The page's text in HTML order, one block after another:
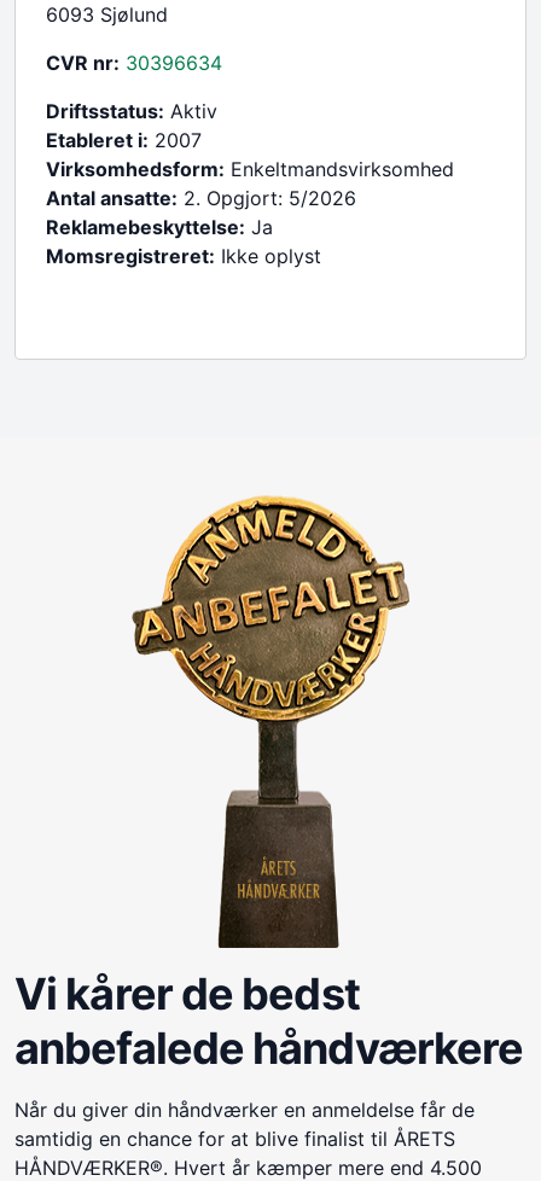
6093 Sjølund
CVR nr: 30396634
Driftsstatus: Aktiv
Etableret i: 2007
Virksomhedsform: Enkeltmandsvirksomhed
Antal ansatte: 2. Opgjort: 5/2026
Reklamebeskyttelse: Ja
Momsregistreret: Ikke oplyst
Vi kårer de bedst
anbefalede håndværkere
Når du giver din håndværker en anmeldelse får de
samtidig en chance for at blive finalist til ÅRETS
HÅNDVÆRKER®. Hvert år kæmper mere end 4.500